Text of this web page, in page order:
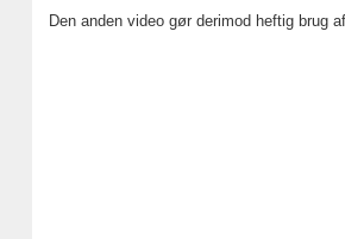
Den anden video gør derimod heftig brug